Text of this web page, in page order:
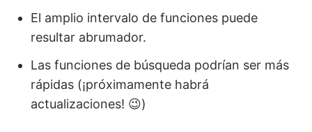
El amplio intervalo de funciones puede
resultar abrumador.
Las funciones de búsqueda podrían ser más
rápidas (¡próximamente habrá
actualizaciones! 😉)